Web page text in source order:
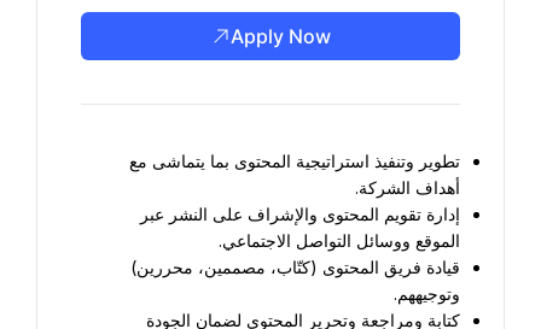
Apply Now
أهداف الشركة.
الموقع ووسائل التواصل الاجتماعي.
وتوجيههم.